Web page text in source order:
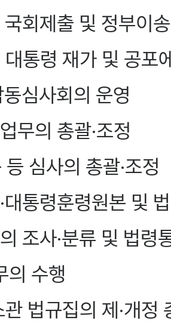
회제출 및 정부이
통령 재가 및 공포
심사회의 운영
무의 총괄·조정
등 심사의 총괄·조정
대통령훈령원본 및
조사·분류 및 법령
의 수행
법규집의 제·개정